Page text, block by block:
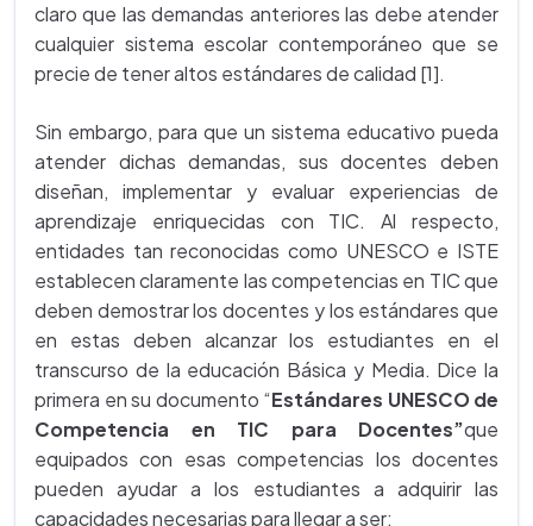
claro que las demandas anteriores las debe atender
cualquier sistema escolar contemporáneo que se
precie de tener altos estándares de calidad [1].
Sin embargo, para que un sistema educativo pueda
atender dichas demandas, sus docentes deben
diseñan, implementar y evaluar experiencias de
aprendizaje enriquecidas con TIC. Al respecto,
entidades tan reconocidas como UNESCO e ISTE
establecen claramente las competencias en TIC que
deben demostrar los docentes y los estándares que
en estas deben alcanzar los estudiantes en el
transcurso de la educación Básica y Media. Dice la
primera en su documento “Estándares UNESCO de
Competencia en TIC para Docentes”que
equipados con esas competencias los docentes
pueden ayudar a los estudiantes a adquirir las
capacidades necesarias para llegar a ser: